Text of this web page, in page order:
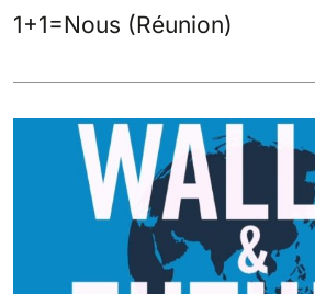
1+1=Nous (Réunion)